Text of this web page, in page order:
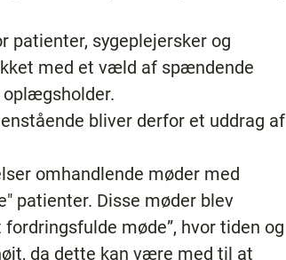
patienter, sygeplejersker og
med et væld af spændende
bliver derfor et uddrag af
omhandlende møder med
patienter. Disse møder blev
møde”, hvor tiden og
da dette kan være med til at